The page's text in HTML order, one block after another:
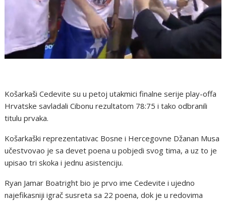
Košarkaši Cedevite su u petoj utakmici finalne serije play-offa
Hrvatske savladali Cibonu rezultatom 78:75 i tako odbranili
titulu prvaka.
Košarkaški reprezentativac Bosne i Hercegovne Džanan Musa
učestvovao je sa devet poena u pobjedi svog tima, a uz to je
upisao tri skoka i jednu asistenciju.
Ryan Jamar Boatright bio je prvo ime Cedevite i ujedno
najefikasniji igrač susreta sa 22 poena, dok je u redovima